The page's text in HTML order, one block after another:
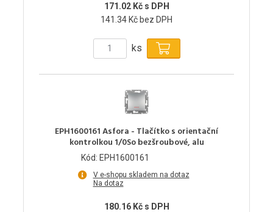
171.02 Kč s DPH
141.34 Kč bez DPH
ks
EPH1600161 Asfora - Tlačítko s orientační
kontrolkou 1/0So bezšroubové, alu
Kód: EPH1600161
V e-shopu skladem na dotaz
Na dotaz
180.16 Kč s DPH